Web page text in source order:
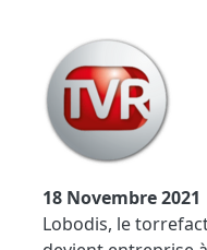
18 Novembre 2021
Lobodis, le